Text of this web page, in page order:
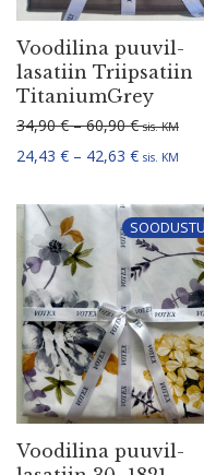
Voodilina puuvil­
la­satiin Triip­satiin
TitaniumGrey
34,90€ – 60,90€ sis. KM
24,43 € – 42,63 € sis. KM
Voodilina puuvil­